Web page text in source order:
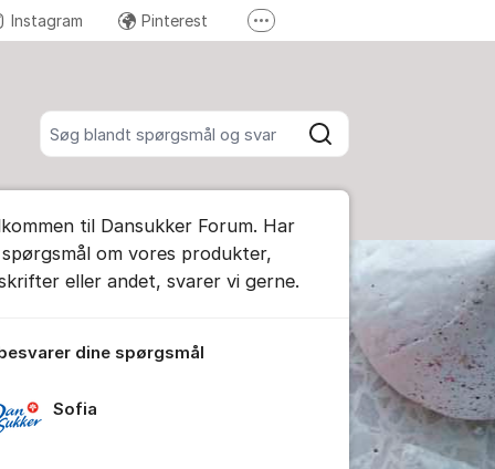
Søg blandt alle indlæg
Søg
Instagram Pinterest Flere supportlinks
kommentar
for indlæg/kommentar
til Dansukker Forum. Har
om vores produkter,
eller andet, svarer vi gerne.
dine spørgsmål
Sofia